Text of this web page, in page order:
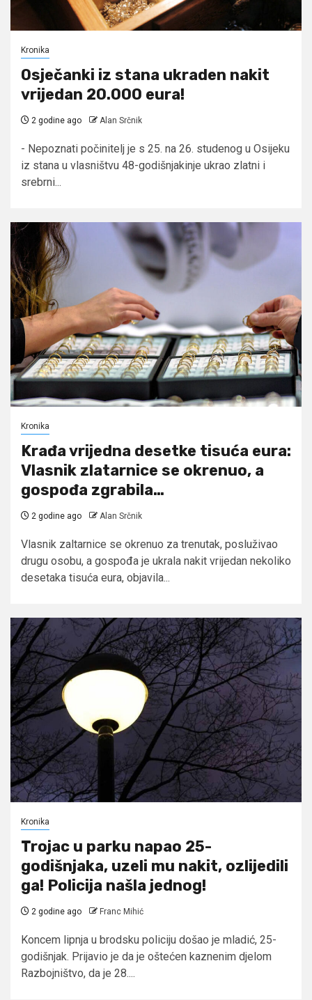
Kronika
Osječanki iz stana ukraden nakit
vrijedan 20.000 eura!
2 godine ago Alan Srčnik
- Nepoznati počinitelj je s 25. na 26. studenog u Osijeku
iz stana u vlasništvu 48-godišnjakinje ukrao zlatni i
srebrni...
Kronika
Krađa vrijedna desetke tisuća eura:
Vlasnik zlatarnice se okrenuo, a
gospođa zgrabila…
2 godine ago Alan Srčnik
Vlasnik zaltarnice se okrenuo za trenutak, posluživao
drugu osobu, a gospođa je ukrala nakit vrijedan nekoliko
desetaka tisuća eura, objavila...
Kronika
Trojac u parku napao 25-
godišnjaka, uzeli mu nakit, ozlijedili
ga! Policija našla jednog!
2 godine ago Franc Mihić
Koncem lipnja u brodsku policiju došao je mladić, 25-
godišnjak. Prijavio je da je oštećen kaznenim djelom
Razbojništvo, da je 28....